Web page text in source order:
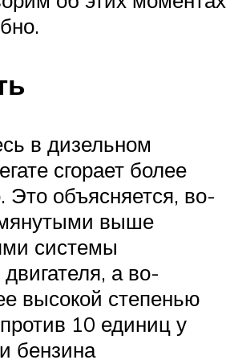
в дизельном
сгорает более
объясняется, во-
выше
системы
а во-
высокой степенью
10 единиц у
бензина